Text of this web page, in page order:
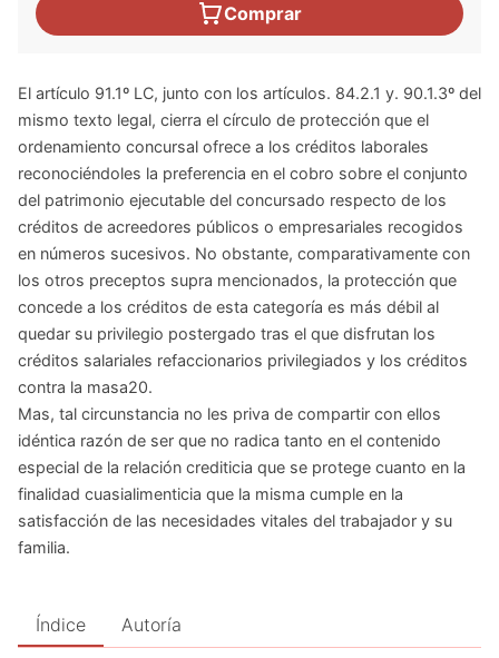
Comprar
El artículo 91.1º LC, junto con los artículos. 84.2.1 y. 90.1.3º del
mismo texto legal, cierra el círculo de protección que el
ordenamiento concursal ofrece a los créditos laborales
reconociéndoles la preferencia en el cobro sobre el conjunto
del patrimonio ejecutable del concursado respecto de los
créditos de acreedores públicos o empresariales recogidos
en números sucesivos. No obstante, comparativamente con
los otros preceptos supra mencionados, la protección que
concede a los créditos de esta categoría es más débil al
quedar su privilegio postergado tras el que disfrutan los
créditos salariales refaccionarios privilegiados y los créditos
contra la masa20.
Mas, tal circunstancia no les priva de compartir con ellos
idéntica razón de ser que no radica tanto en el contenido
especial de la relación crediticia que se protege cuanto en la
finalidad cuasialimenticia que la misma cumple en la
satisfacción de las necesidades vitales del trabajador y su
familia.
Índice Autoría